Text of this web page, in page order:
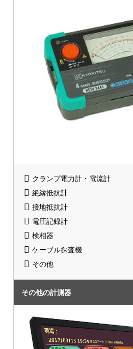
クランプ電力計・電流計
絶縁抵抗計
接地抵抗計
電圧記録計
検相器
ケーブル探査機
その他
その他の計測器